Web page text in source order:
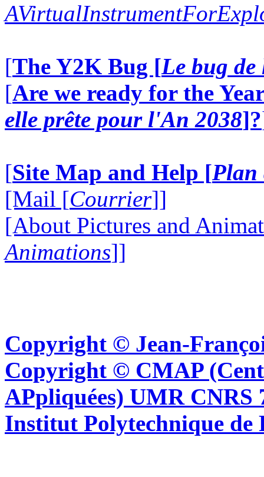
[The Y2K Bug [Le bug
[Are we ready for the
elle prête pour l'An 2038]?
[Site Map and Help [Plan
[Mail [Courrier]]
[About Pictures and
Animations]]
Copyright © Jean-
Copyright © CMAP
APpliquées) UMR CNRS
Institut Polytechnique de